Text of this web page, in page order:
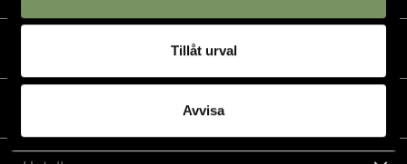
Tillåt urval
Avvisa